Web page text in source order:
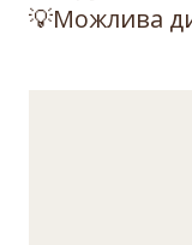
💡Можлива